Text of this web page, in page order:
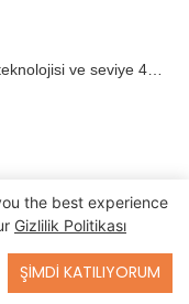
ve seviye 4
tanımlar. Uydu
otonom muayene
the best experience
Gizlilik Politikası
ŞIMDI KATILIYORUM